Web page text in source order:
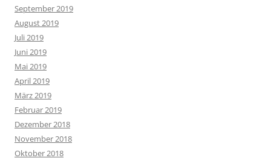
September 2019
August 2019
Juli 2019
Juni 2019
Mai 2019
April 2019
März 2019
Februar 2019
Dezember 2018
November 2018
Oktober 2018